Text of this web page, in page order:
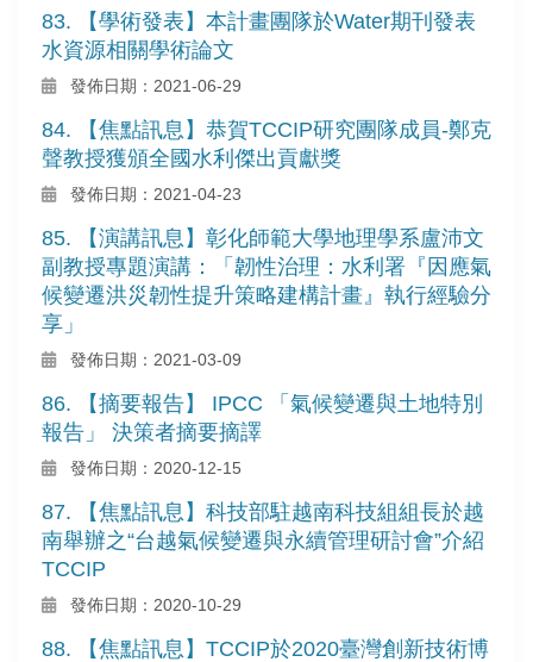
83. 【學術發表】本計畫團隊於Water期刊發表
水資源相關學術論文
發佈日期：2021-06-29
84. 【焦點訊息】恭賀TCCIP研究團隊成員-鄭克
聲教授獲頒全國水利傑出貢獻獎
發佈日期：2021-04-23
85. 【演講訊息】彰化師範大學地理學系盧沛文
副教授專題演講：「韌性治理：水利署『因應氣
候變遷洪災韌性提升策略建構計畫』執行經驗分
享」
發佈日期：2021-03-09
86. 【摘要報告】 IPCC 「氣候變遷與土地特別
報告」 決策者摘要摘譯
發佈日期：2020-12-15
87. 【焦點訊息】科技部駐越南科技組組長於越
南舉辦之“台越氣候變遷與永續管理研討會”介紹
TCCIP
發佈日期：2020-10-29
88. 【焦點訊息】TCCIP於2020臺灣創新技術博